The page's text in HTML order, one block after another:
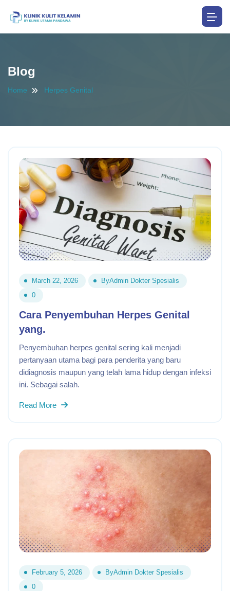
Blog
Home Herpes Genital
March 22, 2026 ByAdmin Dokter Spesialis
0
Cara Penyembuhan Herpes Genital
yang.
Penyembuhan herpes genital sering kali menjadi
pertanyaan utama bagi para penderita yang baru
didiagnosis maupun yang telah lama hidup dengan infeksi
ini. Sebagai salah.
Read More
February 5, 2026 ByAdmin Dokter Spesialis
0